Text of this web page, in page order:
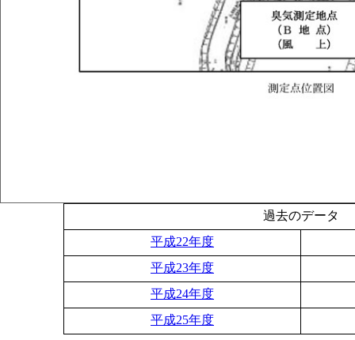
過去のデータ
平成22年度
平成23年度
平成24年度
平成25年度